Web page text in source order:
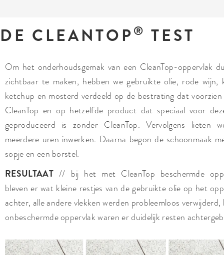
DE CLEANTOP® TEST
Om het onderhoudsgemak van een CleanTop-oppervlak
zichtbaar te maken, hebben we gebruikte olie, rode wijn,
ketchup en mosterd verdeeld op de bestrating dat voorzien
CleanTop en op hetzelfde product dat speciaal voor
geproduceerd is zonder CleanTop. Vervolgens lieten
meerdere uren inwerken. Daarna begon de schoonmaak
sopje en een borstel.
RESULTAAT// bij het met CleanTop beschermde
bleven er wat kleine restjes van de gebruikte olie op het
achter, alle andere vlekken werden probleemloos verwijderd,
onbeschermde oppervlak waren er duidelijk resten